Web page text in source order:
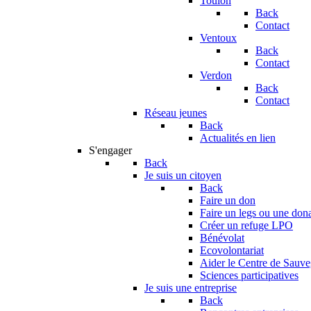
Back
Contact
Ventoux
Back
Contact
Verdon
Back
Contact
Réseau jeunes
Back
Actualités en lien
S'engager
Back
Je suis un citoyen
Back
Faire un don
Faire un legs ou une
Créer un refuge LPO
Bénévolat
Ecovolontariat
Aider le Centre de
Sciences participatives
Je suis une entreprise
Back